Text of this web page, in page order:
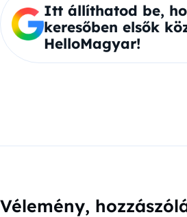
Itt állíthatod be,
keresőben elsők
HelloMagyar!
Vélemény,